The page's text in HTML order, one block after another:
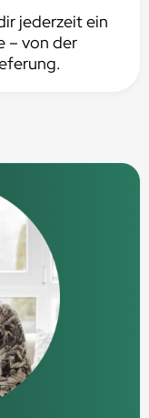
jederzeit ein
– von der